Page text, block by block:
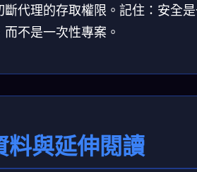
斷代理的存取權限。記住：安全
不是一次性專案。
料與延伸閱讀